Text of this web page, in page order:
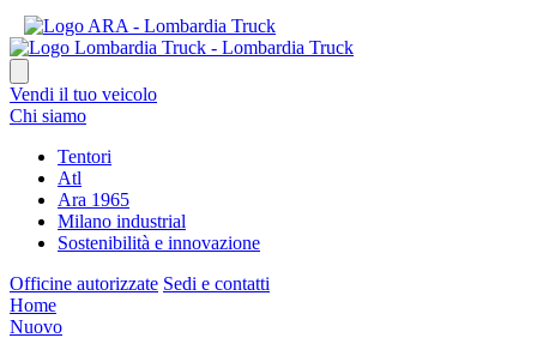
Vendi il tuo veicolo
Chi siamo
Tentori
Atl
Ara 1965
Milano industrial
Sostenibilità e innovazione
Officine autorizzate Sedi e contatti
Home
Nuovo